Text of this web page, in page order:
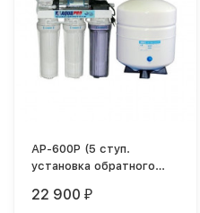
AP-600P (5 ступ.
установка обратного
22 900 ₽